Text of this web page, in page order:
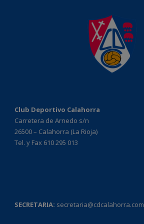
Club Deportivo Calahorra
Carretera de Arnedo s/n
26500 – Calahorra (La Rioja)
Tel. y Fax 610 295 013
SECRETARIA: secretaria@cdcalahorra.com